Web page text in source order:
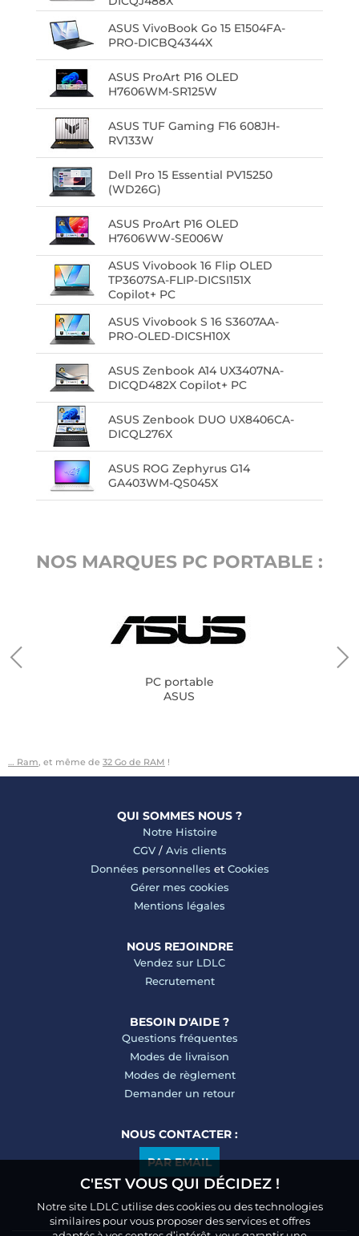
C'EST VOUS QUI DÉCIDEZ !
Notre site LDLC utilise des cookies ou des technologies
similaires pour vous proposer des services et offres
ASUS VivoBook Go 15 E1504FA-
PRO-DICBQ4344X
ASUS ProArt P16 OLED
H7606WM-SR125W
ASUS TUF Gaming F16 608JH-
RV133W
Dell Pro 15 Essential PV15250
(WD26G)
ASUS ProArt P16 OLED
H7606WW-SE006W
ASUS Vivobook 16 Flip OLED
TP3607SA-FLIP-DICSI151X
Copilot+ PC
ASUS Vivobook S 16 S3607AA-
PRO-OLED-DICSH10X
ASUS Zenbook A14 UX3407NA-
DICQD482X Copilot+ PC
ASUS Zenbook DUO UX8406CA-
DICQL276X
ASUS ROG Zephyrus G14
GA403WM-QS045X
NOS MARQUES PC PORTABLE :
PC portable
ASUS
… Ram, et même de 32 Go de RAM !
QUI SOMMES NOUS ?
Notre Histoire
CGV/ Avis clients
Données personnelles et Cookies
Gérer mes cookies
Mentions légales
NOUS REJOINDRE
Vendez sur LDLC
Recrutement
BESOIN D'AIDE ?
Questions fréquentes
Modes de livraison
Modes de règlement
Demander un retour
NOUS CONTACTER :
PAR EMAIL